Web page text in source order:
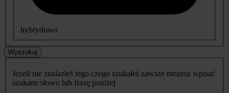
hybrydowo
Wyszukaj
Jeżeli nie znalazłeś tego czego szukałeś zawsze możesz wpisać
szukane słowo lub frazę poniżej